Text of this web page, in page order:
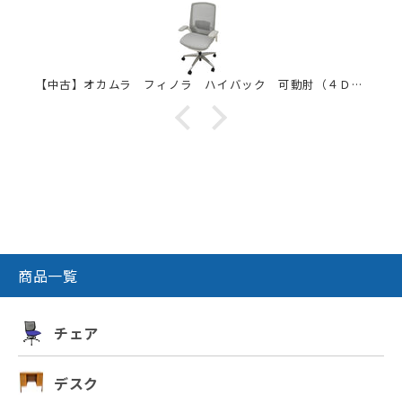
商品一覧
チェア
デスク